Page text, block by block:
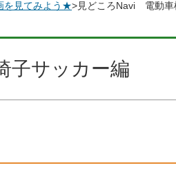
見てみよう★>見どころNavi 電動車
子サッカー編